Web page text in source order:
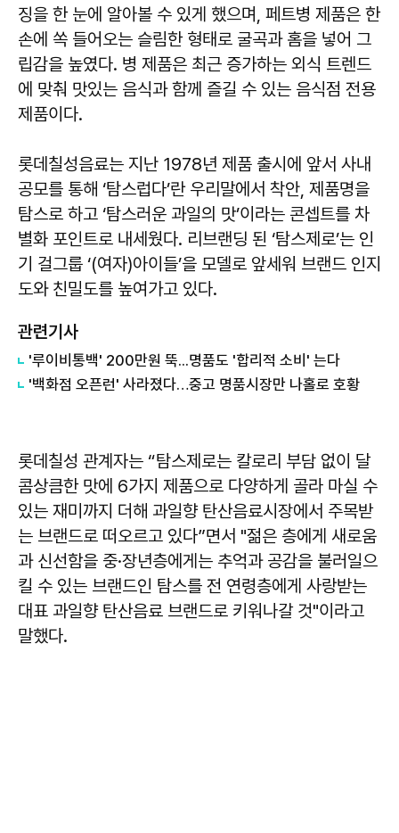
징을 한 눈에 알아볼 수 있게 했으며, 페트병 제품은 한
손에 쏙 들어오는 슬림한 형태로 굴곡과 홈을 넣어 그
립감을 높였다. 병 제품은 최근 증가하는 외식 트렌드
에 맞춰 맛있는 음식과 함께 즐길 수 있는 음식점 전용
제품이다.
롯데칠성음료는 지난 1978년 제품 출시에 앞서 사내
공모를 통해 ‘탐스럽다’란 우리말에서 착안, 제품명을
탐스로 하고 ‘탐스러운 과일의 맛’이라는 콘셉트를 차
별화 포인트로 내세웠다. 리브랜딩 된 ‘탐스제로’는 인
기 걸그룹 ‘(여자)아이들’을 모델로 앞세워 브랜드 인지
도와 친밀도를 높여가고 있다.
관련기사
'루이비통백' 200만원 뚝...명품도 '합리적 소비' 는다
'백화점 오픈런' 사라졌다…중고 명품시장만 나홀로 호황
롯데칠성 관계자는 “탐스제로는 칼로리 부담 없이 달
콤상큼한 맛에 6가지 제품으로 다양하게 골라 마실 수
있는 재미까지 더해 과일향 탄산음료시장에서 주목받
는 브랜드로 떠오르고 있다”면서 "젊은 층에게 새로움
과 신선함을 중·장년층에게는 추억과 공감을 불러일으
킬 수 있는 브랜드인 탐스를 전 연령층에게 사랑받는
대표 과일향 탄산음료 브랜드로 키워나갈 것"이라고
말했다.